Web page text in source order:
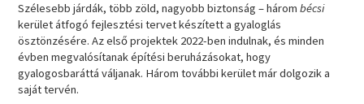
Szélesebb járdák, több zöld, nagyobb biztonság – hárombécsi
kerület átfogó fejlesztési tervet készített a gyaloglás
ösztönzésére. Az első projektek 2022-ben indulnak, és minden
évben megvalósítanak építési beruházásokat, hogy
gyalogosbaráttá váljanak. Három további kerület már dolgozik a
saját tervén.